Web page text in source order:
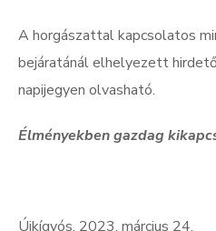
A horgászattal kapcsolatos
bejáratánál elhelyezett
napijegyen olvasható.
Élményekben gazdag
Újkígyós, 2023. március 24.